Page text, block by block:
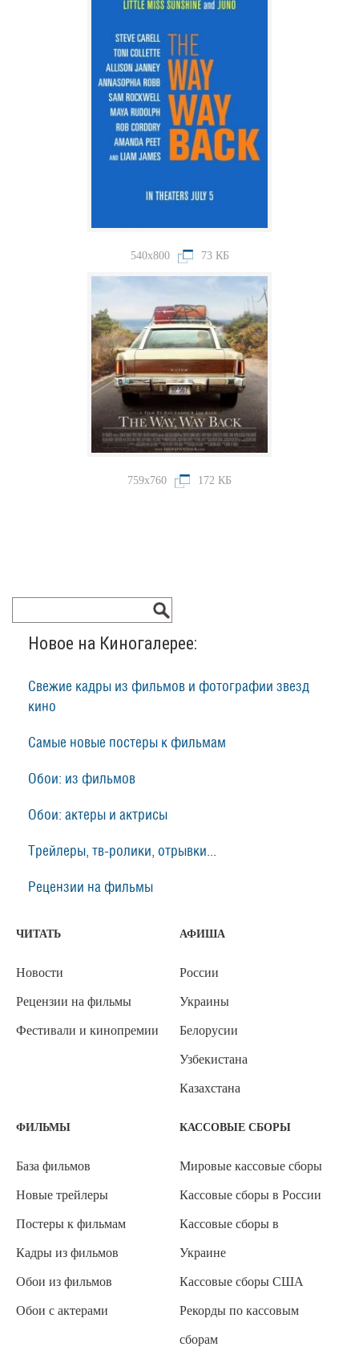
540x800 73 КБ
759x760 172 КБ
Новое на Киногалерее:
Свежие кадры из фильмов и фотографии звезд
кино
Самые новые постеры к фильмам
Обои: из фильмов
Обои: актеры и актрисы
Трейлеры, тв-ролики, отрывки...
Рецензии на фильмы
ЧИТАТЬ
Новости
Рецензии на фильмы
Фестивали и кинопремии
АФИША
России
Украины
Белорусии
Узбекистана
Казахстана
ФИЛЬМЫ
База фильмов
Новые трейлеры
Постеры к фильмам
Кадры из фильмов
Обои из фильмов
Обои с актерами
КАССОВЫЕ СБОРЫ
Мировые кассовые сборы
Кассовые сборы в России
Кассовые сборы в
Украине
Кассовые сборы США
Рекорды по кассовым
сборам